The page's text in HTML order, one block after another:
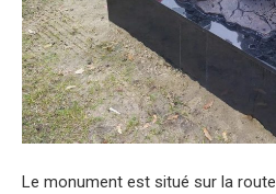
Le monument est situé sur la